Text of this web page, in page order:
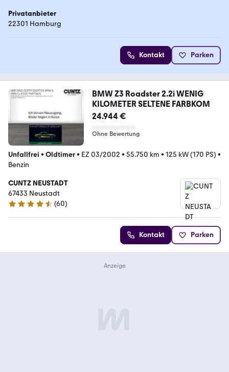
Privatanbieter
22301 Hamburg
Kontakt Parken
BMW Z3 Roadster 2.2i WENIG
KILOMETER SELTENE FARBKOM
24.944 €
Ohne Bewertung
Unfallfrei • Oldtimer• EZ 03/2002 • 55.750 km • 125 kW (170 PS) •
Benzin
CUNTZ NEUSTADT
67433 Neustadt
4.4 Sterne
(60)
Kontakt Parken